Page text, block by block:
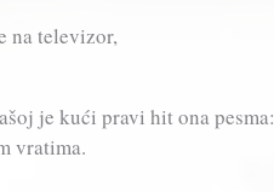
na televizor,
je kući pravi hit ona pesma:
vratima.